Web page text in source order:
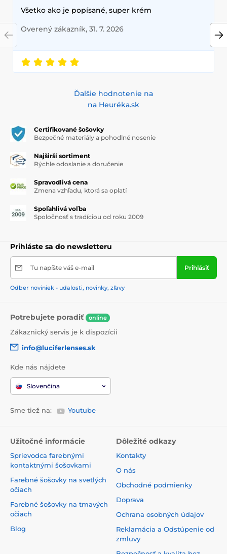
Všetko ako je popísané, super krém
Overený zákazník, 31. 7. 2026
Ďalšie hodnotenie na
na Heuréka.sk
Certifikované šošovky
Bezpečné materiály a pohodlné nosenie
Najširší sortiment
Rýchle odoslanie a doručenie
Spravodlivá cena
Zmena vzhľadu, ktorá sa oplatí
Spoľahlivá voľba
Spoločnosť s tradíciou od roku 2009
Prihláste sa do newsletteru
Tu napíšte váš e-mail Prihlásiť
Odber noviniek - udalosti, novinky, zľavy
Potrebujete poradiť online
Zákaznický servis je k dispozícii
info@luciferlenses.sk
Kde nás nájdete
Slovenčina
Sme tiež na: Youtube
Užitočné informácie
Sprievodca farebnými
kontaktnými šošovkami
Farebné šošovky na svetlých
očiach
Farebné šošovky na tmavých
očiach
Blog
Dôležité odkazy
Kontakty
O nás
Obchodné podmienky
Doprava
Ochrana osobných údajov
Reklamácia a Odstúpenie od
zmluvy